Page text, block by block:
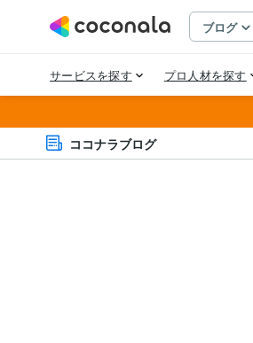
ココナラブログ